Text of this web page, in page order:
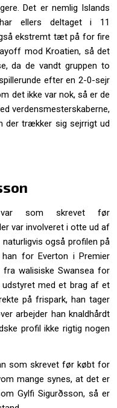
Det er nemlig Islands
ellers deltaget i 11
ekstremt tæt på for fire
mod Kroatien, så det
da de vandt gruppen to
efter en 2-0-sejr
det ikke var nok, så er de
verdensmesterskaberne,
der trækker sig sejrrigt ud
var som skrevet før
var involveret i otte ud af
også profilen på
han for Everton i Premier
walisiske Swansea for
udstyret med et brag af et
på frispark, han tager
arbejder han knaldhårdt
profil ikke rigtig nogen
som skrevet før købt for
mange synes, at det er
Gylfi Sigurðsson, så er